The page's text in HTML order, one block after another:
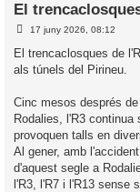
El
E
t
r
a
17 juny 2026, 08:12
El trencaclosques de
als túnels del Pirineu.
Cinc mesos després
Rodalies, l'R3
provoquen talls en
Al gener, amb
d'aquest segle a
l'R3, l'R7 i l'R13 sense